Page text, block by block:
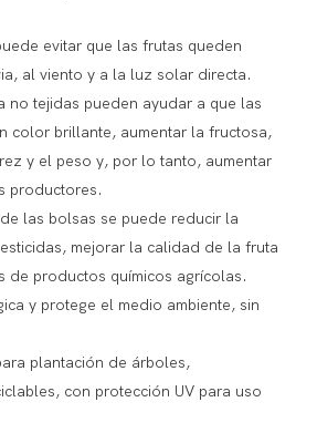
evitar que las frutas queden
al viento y a la luz solar directa.
no tejidas pueden ayudar a que las
color brillante, aumentar la fructosa,
y el peso y, por lo tanto, aumentar
productores.
las bolsas se puede reducir la
mejorar la calidad de la fruta
de productos químicos agrícolas.
y protege el medio ambiente, sin